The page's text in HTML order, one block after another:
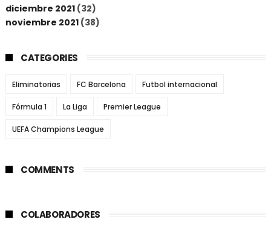
diciembre 2021(32)
noviembre 2021(38)
CATEGORIES
Eliminatorias FC Barcelona Futbol internacional
Fórmula 1 La Liga Premier League
UEFA Champions League
COMMENTS
COLABORADORES